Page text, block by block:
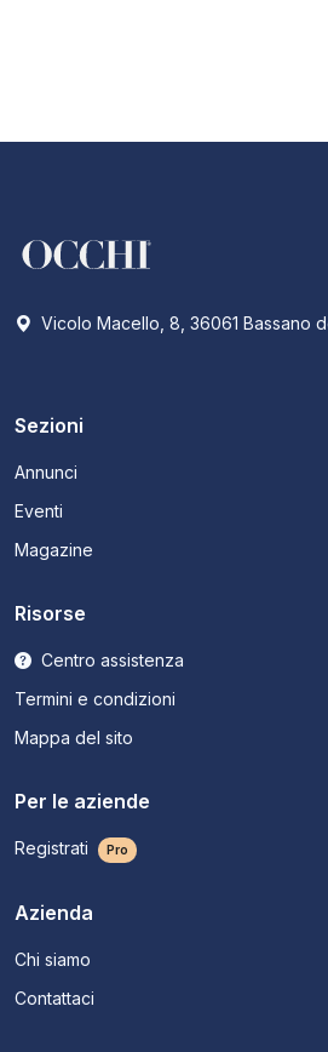
Vicolo Macello, 8, 36061 Bassano
Sezioni
Annunci
Eventi
Magazine
Risorse
Centro assistenza
Termini e condizioni
Mappa del sito
Per le aziende
Registrati Pro
Azienda
Chi siamo
Contattaci